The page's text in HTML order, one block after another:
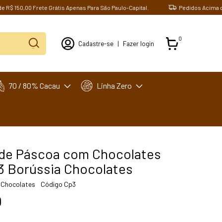
Frete Grátis Apenas Para São Paulo-Capital. Pedidos Acima de
Cadastre-se | Fazer login
0
70 / 80% Cacau Linha Zero
Páscoa com Chocolates
Borússia Chocolates
Código Cp3